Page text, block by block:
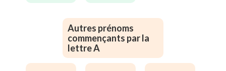
Autres prénoms
commençants par la
lettre A